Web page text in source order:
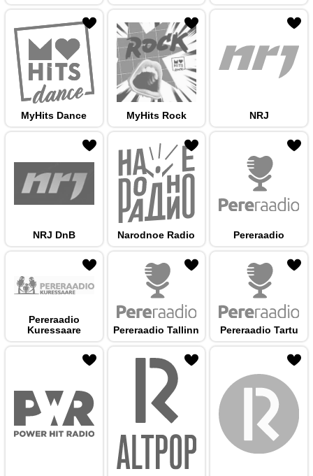
MyHits Dance MyHits Rock NRJ
NRJ DnB Narodnoe Radio Pereraadio
Pereraadio
Kuressaare
Pereraadio Tallinn Pereraadio Tartu